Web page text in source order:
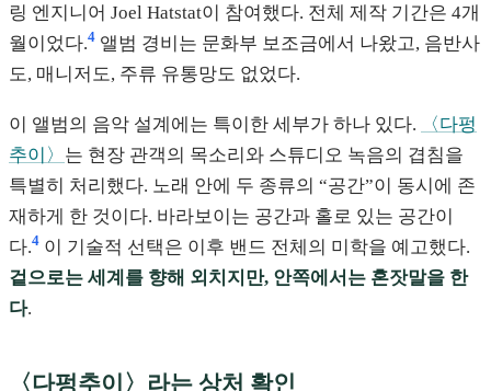
링 엔지니어 Joel Hatstat이 참여했다. 전체 제작 기간은 4개
월이었다.4 앨범 경비는 문화부 보조금에서 나왔고, 음반사
도, 매니저도, 주류 유통망도 없었다.
이 앨범의 음악 설계에는 특이한 세부가 하나 있다.
〈다펑
추이〉 는 현장 관객의 목소리와 스튜디오 녹음의 겹침을
특별히 처리했다. 노래 안에 두 종류의 “공간”이 동시에 존
재하게 한 것이다. 바라보이는 공간과 홀로 있는 공간이
다.4 이 기술적 선택은 이후 밴드 전체의 미학을 예고했다.
겉으로는 세계를 향해 외치지만, 안쪽에서는 혼잣말을 한
다.
〈다펑추이〉라는 상처 확인